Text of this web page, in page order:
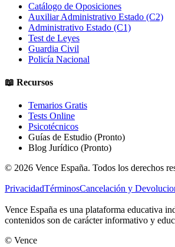
Catálogo de Oposiciones
Auxiliar Administrativo Estado (C2)
Administrativo Estado (C1)
Test de Leyes
Guardia Civil
Policía Nacional
📖 Recursos
Temarios Gratis
Tests Online
Psicotécnicos
Guías de Estudio (Pronto)
Blog Jurídico (Pronto)
© 2026 Vence España. Todos los derechos
PrivacidadTérminosCancelación y
Vence España es una plataforma educativa
contenidos son de carácter informativo y
© Vence